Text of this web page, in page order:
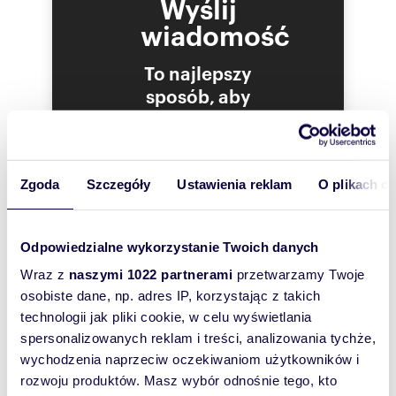
Zgoda Szczegóły Ustawienia reklam O plikach
Odpowiedzialne wykorzystanie Twoich danych
Wraz z naszymi 1022 partnerami przetwarzamy Twoje
osobiste dane, np. adres IP, korzystając z takich
technologii jak pliki cookie, w celu wyświetlania
spersonalizowanych reklam i treści, analizowania tychże,
wychodzenia naprzeciw oczekiwaniom użytkowników i
rozwoju produktów. Masz wybór odnośnie tego, kto
dużych, balkonowych drzwi potęguje wrażenie
przestronności pomieszczeń. Bardzo piękny,
piętrowy dom nawiązujący do najlepszych
miejskim. W sąsiedztwie zabudowa
jednorodzinna. 5 minut samochodem do promu
i do Międzyzdrojów. Polecam i zapraszam do
Prąd: w budynku |
Gaz: tak - miejski |
Woda: tak - miejska |
Dojazd: asfaltowa/kostka |
Ogrzewanie: gazowe |
Kanalizacja: miejska |
Nadaje się na biuro: TAK |
Drzwi antywłamaniowe: TAK |
Teren ogrodzony: TAK |
Okna: nowe PCV |
Instalacje: nowe |
Balkon: balkon |
Zagosp. działki: zagospodarowana |
Wyślij
wiadomość
To najlepszy
sposób, aby
właściciel
szybko się z
Tobą
skontaktował!